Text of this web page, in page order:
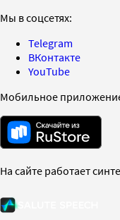
Мы в соцсетях:
Telegram
ВКонтакте
YouTube
Мобильное
На сайте работает